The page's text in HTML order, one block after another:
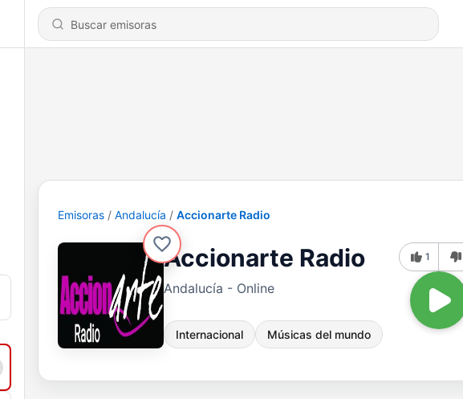
Emisoras Andalucía Accionarte Radio
Accionarte Radio
Andalucía - Online
Internacional Músicas del mundo
1